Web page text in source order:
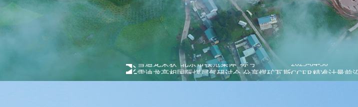
半导体行业过程气体分析解决方案
氢能行业过程气体分析解决方案
PT2000-矩阵式
CQCS-1000-烟
AQMS-900C-
T1100-紫外荧光
T1200-化学发光
AQMS-900TE-
MODEL 9870-
MODEL 2000-
MODEL 9002-藻
MODEL 2000-
MODEL 1080-
MODEL 1080-
DID500/600系列
TCD-500-热导检
FID系列-火焰离
ORTHODYNE气体分
IR8000-红外分析
OPM8000-磁氧分
OZR8000-微量氧
普通/防爆型分析
El-TOF MS-台式
MS-200-便携式
MODEL
MODEL 3080-便
MODEL
“2023中国造纸周”——“中国纸业节能减排论坛”在福州成功召
北京华准检测技术有限公司危险废物污染防治责任信息公开
雪迪龙分享钢铁行业智能化可信碳计量系统构建与应用
北京打造高端科学仪器创新高地 雪迪龙立科学仪器创新潮头
深耕30载，KORE质谱技术的突破与蜕变！
雪迪龙荣获“北京市模范集体”称号
雪迪龙亮相国际煤层气研讨会 分享煤矿瓦斯CCER精准计量前
北京怀柔科学城质谱技术研究院揭牌 共性创新平台推动质谱产